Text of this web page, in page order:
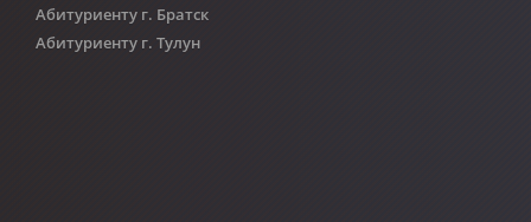
Абитуриенту г. Братск
Абитуриенту г. Тулун